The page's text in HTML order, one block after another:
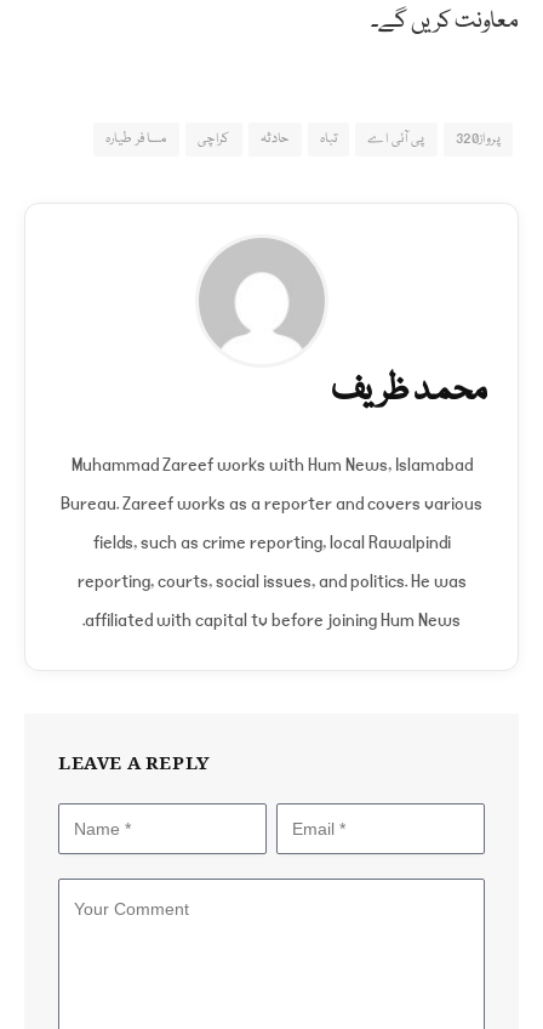
معاونت کریں گے۔
پرواز320 پی آئی اے تباہ حادثہ کراچی مسافر طیارہ
محمد ظریف
Muhammad Zareef works with Hum News, Islamabad
Bureau. Zareef works as a reporter and covers various
fields, such as crime reporting, local Rawalpindi
reporting, courts, social issues, and politics. He was
affiliated with capital tv before joining Hum News.
LEAVE A REPLY